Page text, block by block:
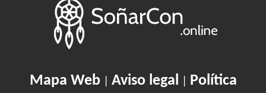
Mapa Web| Aviso legal
Política